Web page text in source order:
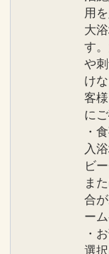
ただいてお
設定期間
インター
17263383
用
大
す
や
け
客
に
・
入
ビ
ま
合
ー
・
選